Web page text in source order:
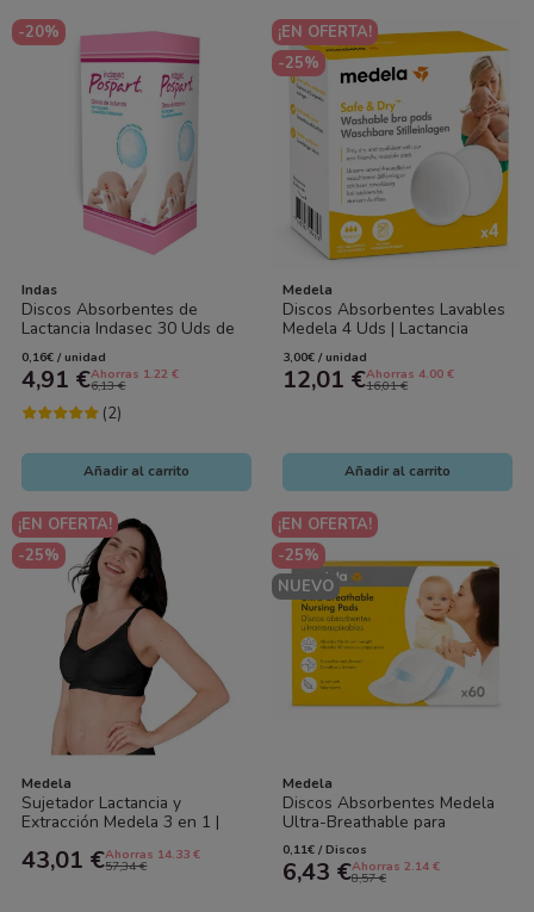
-20%
Indas
Discos Absorbentes de
Lactancia Indasec 30 Uds de
Algodón | Alta Absorción,
Protección...
0,16€ / unidad
4,91 €Ahorras 1.22 €
6,13 €
(2)
Añadir al carrito
¡EN OFERTA!
-25%
Medela
Discos Absorbentes Lavables
Medela 4 Uds | Lactancia
Reutilizables
3,00€ / unidad
12,01 €Ahorras 4.00 €
16,01 €
Añadir al carrito
¡EN OFERTA!
-25%
Medela
Sujetador Lactancia y
Extracción Medela 3 en 1 |
43,01 €Ahorras 14.33 €
57,34 €
¡EN OFERTA!
-25%
NUEVO
Medela
Discos Absorbentes Medela
Ultra-Breathable para
Lactancia 60 Unidades |
Ultrafinos,...
0,11€ / Discos
6,43 €Ahorras 2.14 €
8,57 €